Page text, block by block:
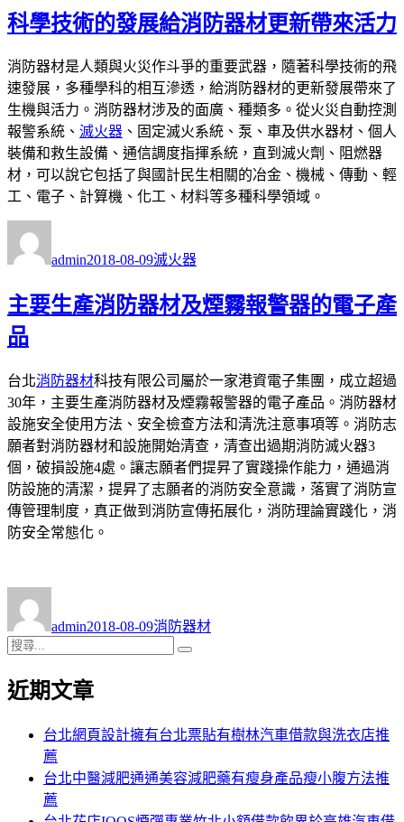
期:
科學技術的發展給消防器材更新帶來活力
消防器材是人類與火災作斗爭的重要武器，隨著科學技術的飛
速發展，多種學科的相互滲透，給消防器材的更新發展帶來了
生機與活力。消防器材涉及的面廣、種類多。從火災自動控測
報警系統、 滅火器 、固定滅火系統、泵、車及供水器材、個人
裝備和救生設備、通信調度指揮系統，直到滅火劑、阻燃器
材，可以說它包括了與國計民生相關的冶金、機械、傳動、輕
工、電子、計算機、化工、材料等多種科學領域。
者
admin佈
期:
2018-08-09類
滅火器
主要生產消防器材及煙霧報警器的電子產
品
台北消防器材科技有限公司屬於一家港資電子集團，成立超過
30年，主要生產消防器材及煙霧報警器的電子產品。消防器材
設施安全使用方法、安全檢查方法和清洗注意事項等。消防志
願者對消防器材和設施開始清查，清查出過期消防滅火器3
個，破損設施4處。讓志願者們提昇了實踐操作能力，通過消
防設施的清潔，提昇了志願者的消防安全意識，落實了消防宣
傳管理制度，真正做到消防宣傳拓展化，消防理論實踐化，消
防安全常態化。
者
admin佈
日
2018-08-09類
消防器材
搜
關
近期文章
台北網頁設計擁有台北票貼有樹林汽車借款與洗衣店推
薦
台北中醫減肥通通美容減肥藥有瘦身產品瘦小腹方法推
薦